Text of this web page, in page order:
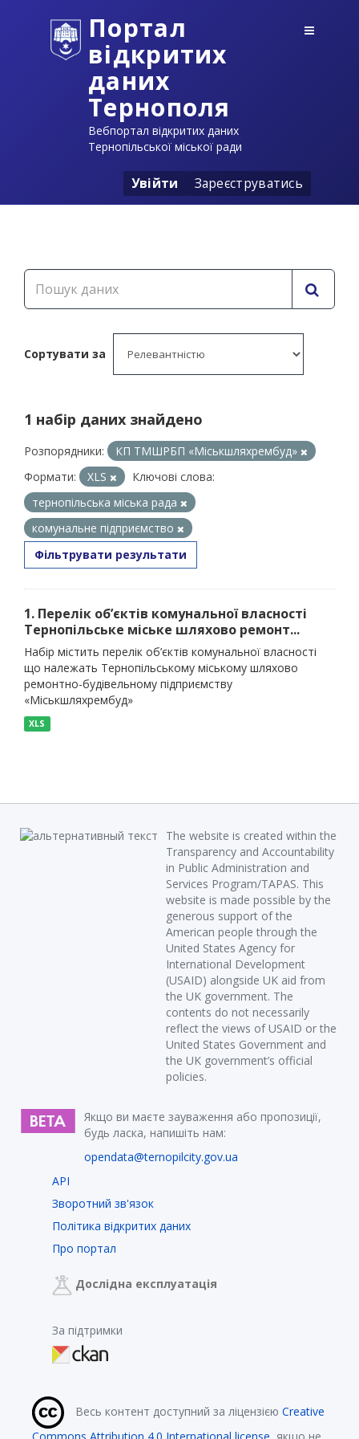
Портал
відкритих
даних
Тернополя
Вебпортал відкритих даних
Тернопільської міської ради
Увійти Зареєструватись
Сортувати за
1 набір даних знайдено
Розпорядники:
КП ТМШРБП «Міськшляхрембуд»
Формати:
XLS
Ключові слова:
тернопільська міська рада
комунальне підприємство
Фільтрувати результати
1. Перелік об’єктів комунальної власності
Тернопільське міське шляхово ремонт...
Набір містить перелік об’єктів комунальної власності
що належать Тернопільському міському шляхово
ремонтно-будівельному підприємству
«Міськшляхрембуд»
XLS
The website is created within the
Transparency and Accountability
in Public Administration and
Services Program/TAPAS. This
website is made possible by the
generous support of the
American people through the
United States Agency for
International Development
(USAID) alongside UK aid from
the UK government. The
contents do not necessarily
reflect the views of USAID or the
United States Government and
the UK government’s official
policies.
Якщо ви маєте зауваження або пропозиції,
будь ласка, напишіть нам:
opendata@ternopilcity.gov.ua
API
Зворотний зв'язок
Політика відкритих даних
Про портал
Дослідна експлуатація
За підтримки
Весь контент доступний за ліцензією Creative